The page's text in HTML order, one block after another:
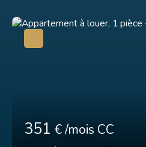
351 € /mois CC